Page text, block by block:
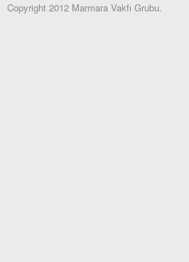
Copyright 2012 Marmara Vakfı Grubu.